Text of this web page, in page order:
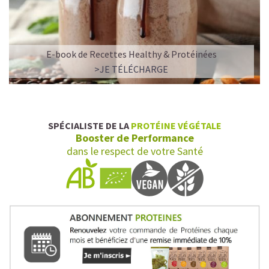
compostage des déchets et l'utilisation de sources
d'énergie alternatives.
Dans un monde matériel, nous percevons les différent
niveaux de la vie y compris l’énergie de la conscience qui
est l’essence de toute matière. Nous savons qu'un
régime alimentaire cru favorise la perception de ces
actions et de la responsabilité de notre entreprise.
E-book de Recettes Healthy & Protéinées
>JE TÉLÉCHARGE
SPÉCIALISTE DE LA PROTÉINE VÉGÉTALE
Booster de Performance
dans le respect de votre Santé